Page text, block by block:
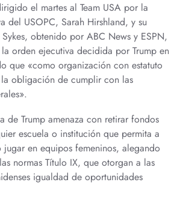
el martes al Team USA por la
del USOPC, Sarah Hirshland, y su
obtenido por ABC News y ESPN,
orden ejecutiva decidida por Trump en
que «como organización con estatuto
obligación de cumplir con las
de Trump amenaza con retirar fondos
escuela o institución que permita a
jugar en equipos femeninos, alegando
normas Título IX, que otorgan a las
igualdad de oportunidades